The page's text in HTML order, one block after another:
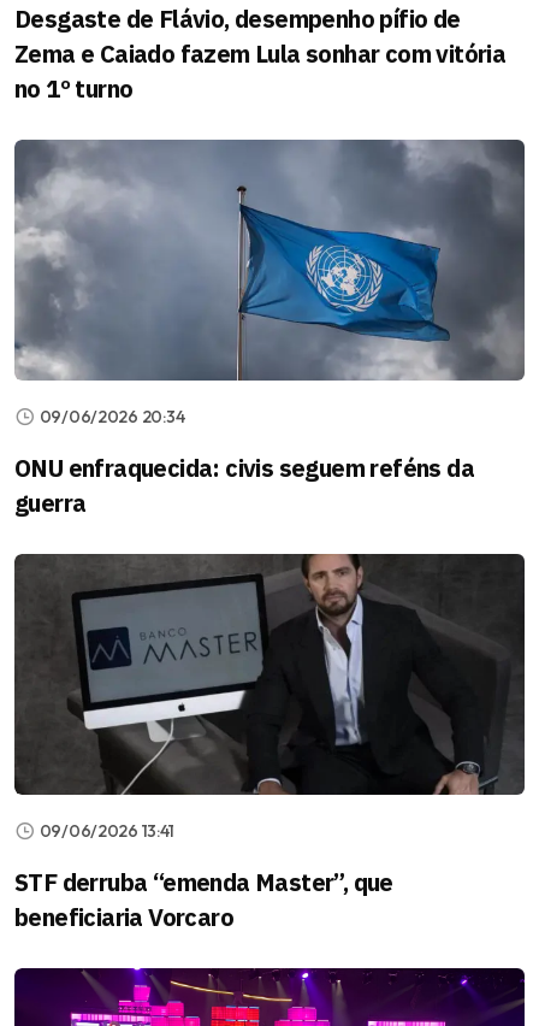
Desgaste de Flávio, desempenho pífio de
Zema e Caiado fazem Lula sonhar com vitória
no 1º turno
09/06/2026 20:34
ONU enfraquecida: civis seguem reféns da
guerra
09/06/2026 13:41
STF derruba “emenda Master”, que
beneficiaria Vorcaro